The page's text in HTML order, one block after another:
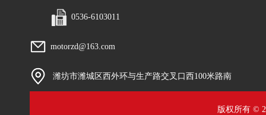
0536-6103011
motorzd@163.com
潍坊市潍城区西外环与生产路交叉口西100米路南
版权所有 ©